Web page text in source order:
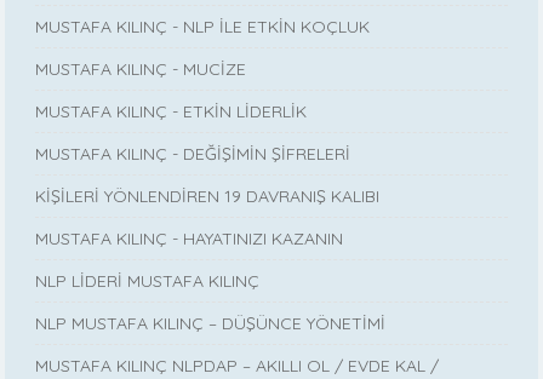
MUSTAFA KILINÇ - NLP İLE ETKİN KOÇLUK
MUSTAFA KILINÇ - MUCİZE
MUSTAFA KILINÇ - ETKİN LİDERLİK
MUSTAFA KILINÇ - DEĞİŞİMİN ŞİFRELERİ
KİŞİLERİ YÖNLENDİREN 19 DAVRANIŞ KALIBI
MUSTAFA KILINÇ - HAYATINIZI KAZANIN
NLP LİDERİ MUSTAFA KILINÇ
NLP MUSTAFA KILINÇ – DÜŞÜNCE YÖNETİMİ
MUSTAFA KILINÇ NLPDAP – AKILLI OL / EVDE KAL /